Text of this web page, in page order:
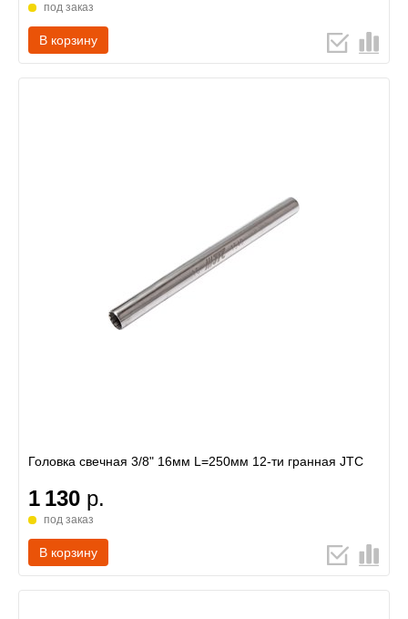
под заказ
В корзину
Головка свечная 3/8" 16мм L=250мм 12-ти гранная JTC
1 130 р.
под заказ
В корзину